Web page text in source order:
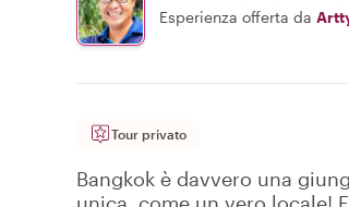
Esperienza offerta da
Tour privato
Bangkok è davvero una